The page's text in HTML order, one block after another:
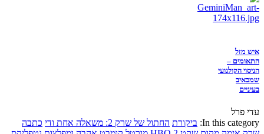
איש מזל
התאומים –
הניסוי הקולנועי
שמכאיב
בעיניים
עדי פרל
In this category: ביקורת החתול של שרק 2: משאלה אחת ודי
כתבה